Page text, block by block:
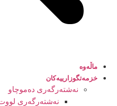
ماڵەوە
خزمەتگوزارییەکان
نەشتەرگەری دەموچاو
نەشتەرگەری لووت